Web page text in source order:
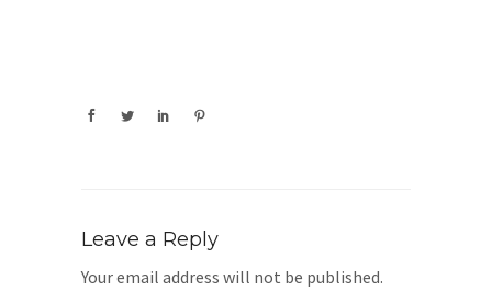
Leave a Reply
Your email address will not be published.